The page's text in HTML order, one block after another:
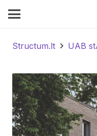
Structum.lt UAB